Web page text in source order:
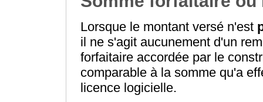
Lorsque le montant versé n'est
il ne s'agit aucunement d'un
forfaitaire accordée par le
comparable à la somme qu'a
licence logicielle.